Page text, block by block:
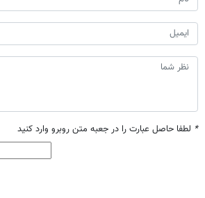
* لطفا حاصل عبارت را در جعبه متن روبرو وارد کنید